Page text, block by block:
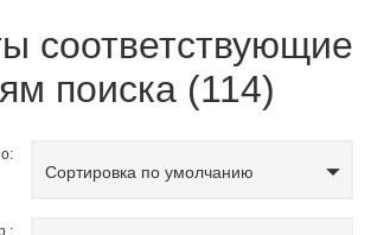
соответствующие
поиска (114)
Сортировка по умолчанию
: